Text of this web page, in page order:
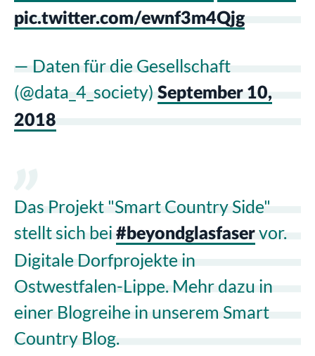
pic.twitter.com/ewnf3m4Qjg
— Daten für die Gesellschaft
(@data_4_society) September 10,
2018
Das Projekt "Smart Country Side"
stellt sich bei #beyondglasfaser vor.
Digitale Dorfprojekte in
Ostwestfalen-Lippe. Mehr dazu in
einer Blogreihe in unserem Smart
Country Blog.